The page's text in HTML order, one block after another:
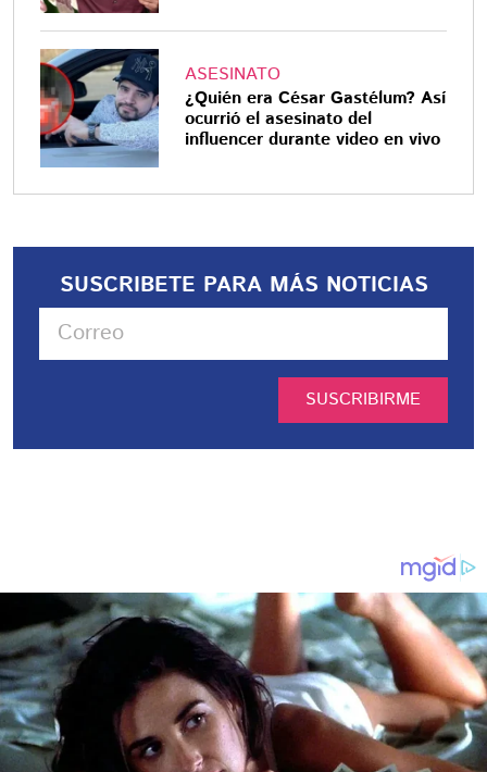
ASESINATO
¿Quién era César Gastélum? Así
ocurrió el asesinato del
influencer durante video en vivo
SUSCRIBETE PARA MÁS NOTICIAS
SUSCRIBIRME